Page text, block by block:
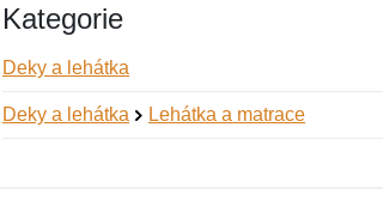
Kategorie
Deky a lehátka
Deky a lehátka Lehátka a matrace